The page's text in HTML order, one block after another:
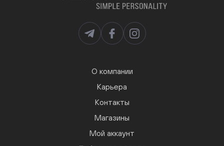
О компании
Карьера
Контакты
Магазины
Мой аккаунт